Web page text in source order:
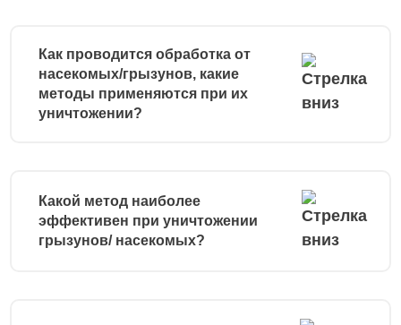
Как проводится обработка от
насекомых/грызунов, какие
методы применяются при их
уничтожении?
Какой метод наиболее
эффективен при уничтожении
грызунов/ насекомых?